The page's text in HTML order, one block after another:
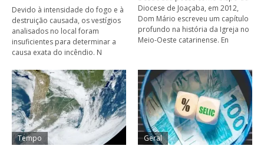
Devido à intensidade do fogo e à
destruição causada, os vestígios
analisados no local foram
insuficientes para determinar a
causa exata do incêndio. N
Diocese de Joaçaba, em 2012,
Dom Mário escreveu um capítulo
profundo na história da Igreja no
Meio-Oeste catarinense. En
Tempo Geral